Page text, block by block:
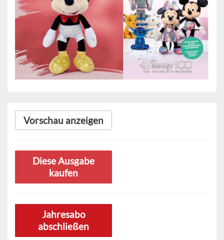
Vorschau anzeigen
Diese Ausgabe
kaufen
Jahresabo
abschließen